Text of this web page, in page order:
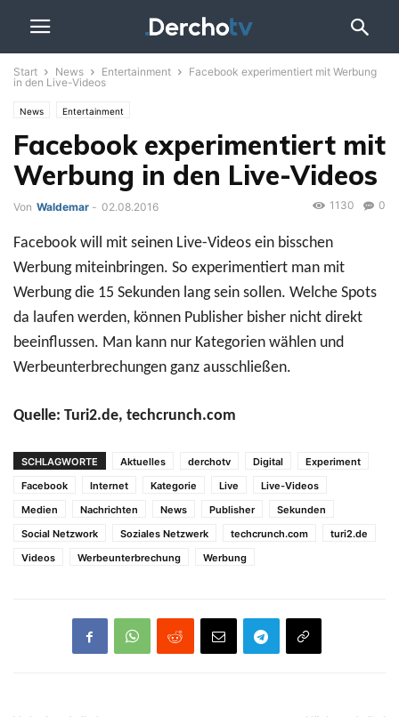
Start News Entertainment
Facebook experimentiert mit Werbung
in den Live-Videos
News Entertainment
Facebook experimentiert mit
Werbung in den Live-Videos
Von Waldemar - 02.08.2016 0
1130
Facebook will mit seinen Live-Videos ein bisschen
Werbung miteinbringen. So experimentiert man mit
Werbung die 15 Sekunden lang sein sollen. Welche Spots
da laufen werden, können Publisher bisher nicht direkt
beeinflussen. Man kann nur Kategorien wählen und
Werbeunterbrechungen ganz ausschließen.
Quelle: Turi2.de, techcrunch.com
SCHLAGWORTE Aktuelles derchotv Digital
Experiment
Facebook
Internet Kategorie Live
Live-Videos
Medien
Nachrichten News Publisher
Sekunden
Social Netzwork
Soziales Netzwerk techcrunch.com
turi2.de
Videos
Werbeunterbrechung Werbung